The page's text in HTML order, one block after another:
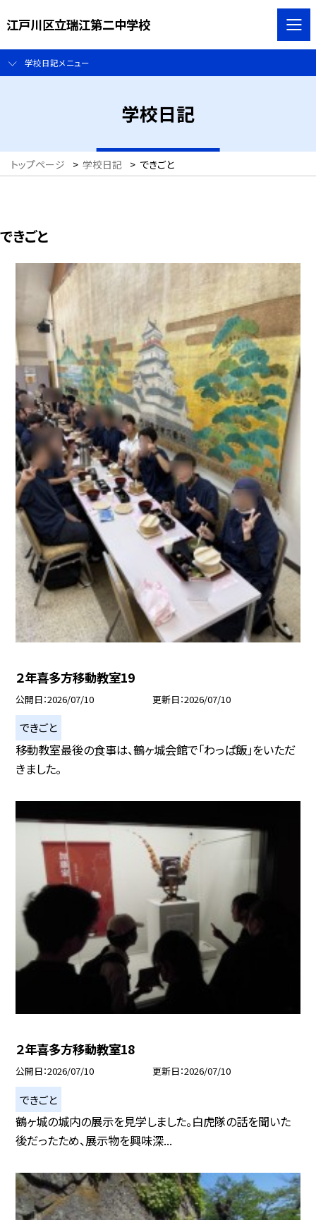
江戸川区立瑞江第二中学校
学校日記メニュー
学校日記
トップページ > 学校日記 > できごと
できごと
２年喜多方移動教室19
公開日 2026/07/10 更新日 2026/07/10
できごと
移動教室最後の食事は、鶴ヶ城会館で「わっぱ飯」をいただ
きました。
２年喜多方移動教室18
公開日 2026/07/10 更新日 2026/07/10
できごと
鶴ヶ城の城内の展示を見学しました。白虎隊の話を聞いた
後だったため、展示物を興味深...